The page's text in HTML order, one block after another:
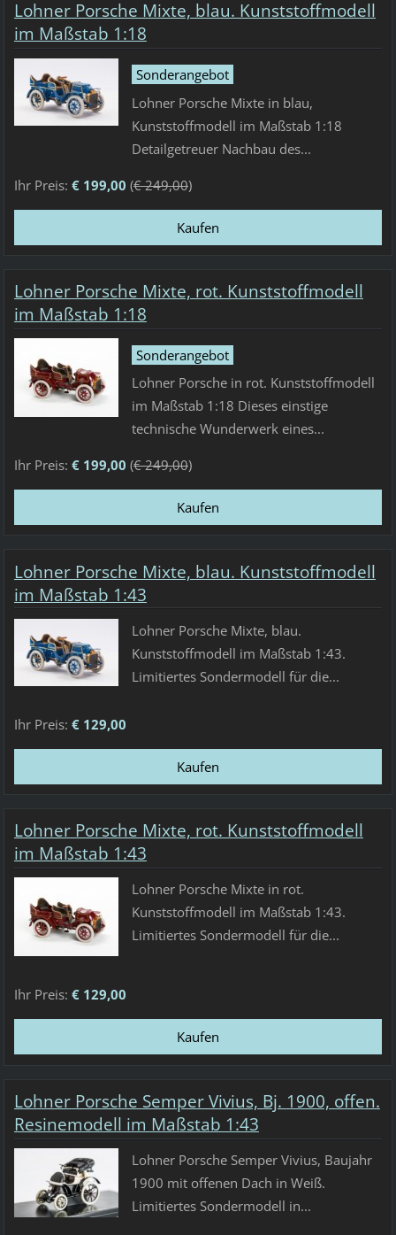
Lohner Porsche Mixte, blau. Kunststoffmodell
im Maßstab 1:18
Sonderangebot
Lohner Porsche Mixte in blau,
Kunststoffmodell im Maßstab 1:18
Detailgetreuer Nachbau des...
Ihr Preis: € 199,00 (€ 249,00)
Lohner Porsche Mixte, rot. Kunststoffmodell
im Maßstab 1:18
Sonderangebot
Lohner Porsche in rot. Kunststoffmodell
im Maßstab 1:18 Dieses einstige
technische Wunderwerk eines...
Ihr Preis: € 199,00 (€ 249,00)
Lohner Porsche Mixte, blau. Kunststoffmodell
im Maßstab 1:43
Lohner Porsche Mixte, blau.
Kunststoffmodell im Maßstab 1:43.
Limitiertes Sondermodell für die...
Ihr Preis: € 129,00
Lohner Porsche Mixte, rot. Kunststoffmodell
im Maßstab 1:43
Lohner Porsche Mixte in rot.
Kunststoffmodell im Maßstab 1:43.
Limitiertes Sondermodell für die...
Ihr Preis: € 129,00
Lohner Porsche Semper Vivius, Bj. 1900, offen.
Resinemodell im Maßstab 1:43
Lohner Porsche Semper Vivius, Baujahr
1900 mit offenen Dach in Weiß.
Limitiertes Sondermodell in...